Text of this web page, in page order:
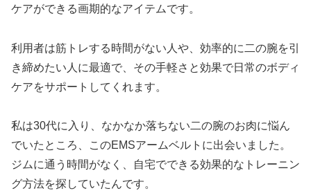
ケアができる画期的なアイテムです。
利用者は筋トレする時間がない人や、効率的に二の腕を引
き締めたい人に最適で、その手軽さと効果で日常のボディ
ケアをサポートしてくれます。
私は30代に入り、なかなか落ちない二の腕のお肉に悩ん
でいたところ、このEMSアームベルトに出会いました。
ジムに通う時間がなく、自宅でできる効果的なトレーニン
グ方法を探していたんです。